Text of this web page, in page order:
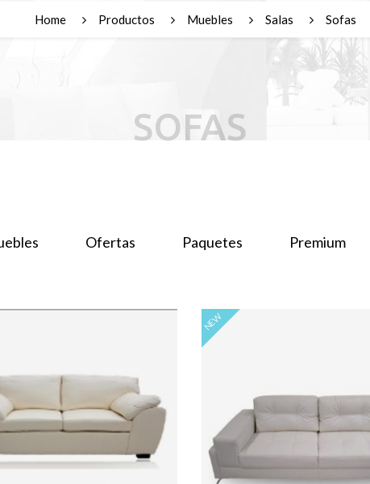
SOFAS
Home Productos Muebles Salas Sofas
Ofertas Paquetes
Premium
NEW